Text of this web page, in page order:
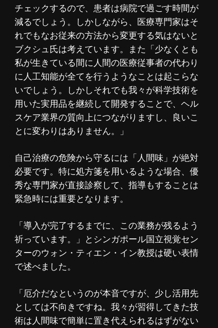
チェックするので、患者は病院で過ごす時間が
減るでしょう。しかしながら、医療専門家はそ
れでもなお従来の方法から変更する気はないと
ブクシュ氏は考えています。また「少なくとも
私が生きている間に人間の医療従事者の代わり
に人工知能が全てを行うようなことは起こらな
いでしょう。しかしそれでも我々が科学技術を
用いた実用品を継続して開発することで、ヘル
スケア業界の質向上につながりますし、良いこ
とに変わりはありません。」
自己治療の危険から守るには「人間味」が絶対
必要です。特に処方箋を用いるような場合、優
秀な専門家が直接診察して、指導もすることは
緊急時には重要となります。
「導入が完了するまでに、この業務が残るよう
祈っています。」とシンガポール国立視覚セン
ターのウォン・ティエン・イン教授は硬い表情
で述べました。
「厄介だなというのが本音ですが、少し活用先
としては不向きですね。我々が習得してきた技
術は人間味で簡単に置き代えられるはずがない